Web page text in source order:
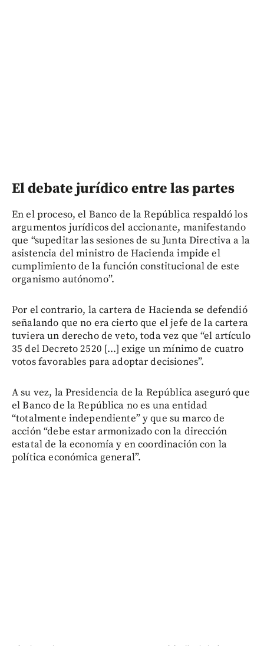
El debate jurídico entre las partes
En el proceso, el Banco de la República respaldó los
argumentos jurídicos del accionante, manifestando
que “supeditar las sesiones de su Junta Directiva a la
asistencia del ministro de Hacienda impide el
cumplimiento de la función constitucional de este
organismo autónomo”.
Por el contrario, la cartera de Hacienda se defendió
señalando que no era cierto que el jefe de la cartera
tuviera un derecho de veto, toda vez que “el artículo
35 del Decreto 2520 [...] exige un mínimo de cuatro
votos favorables para adoptar decisiones”.
A su vez, la Presidencia de la República aseguró que
el Banco de la República no es una entidad
“totalmente independiente” y que su marco de
acción “debe estar armonizado con la dirección
estatal de la economía y en coordinación con la
política económica general”.